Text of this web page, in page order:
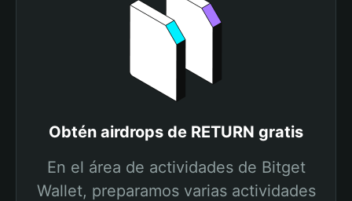
Obtén airdrops de RETURN gratis
En el área de actividades de Bitget
Wallet, preparamos varias actividades